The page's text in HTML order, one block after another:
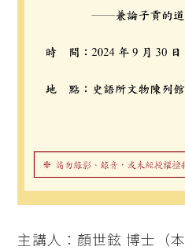
主講人：顏世鉉 博士（本